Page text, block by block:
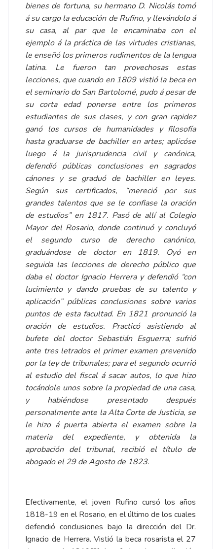
bienes de fortuna, su hermano D. Nicolás tomó
á su cargo la educación de Rufino, y llevándolo á
su casa, al par que le encaminaba con el
ejemplo á la práctica de las virtudes cristianas,
le enseñó los primeros rudimentos de la lengua
latina. Le fueron tan provechosas estas
lecciones, que cuando en 1809 vistió la beca en
el seminario do San Bartolomé, pudo á pesar de
su corta edad ponerse entre los primeros
estudiantes de sus clases, y con gran rapidez
ganó los cursos de humanidades y filosofía
hasta graduarse de bachiller en artes; aplicóse
luego á la jurisprudencia civil y canónica,
defendió públicas conclusiones en sagrados
cánones y se graduó de bachiller en leyes.
Según sus certificados, “mereció por sus
grandes talentos que se le confiase la oración
de estudios” en 1817. Pasó de allí al Colegio
Mayor del Rosario, donde continuó y concluyó
el segundo curso de derecho canónico,
graduándose de doctor en 1819. Oyó en
seguida las lecciones de derecho público que
daba el doctor Ignacio Herrera y defendió “con
lucimiento y dando pruebas de su talento y
aplicación” públicas conclusiones sobre varios
puntos de esta facultad. En 1821 pronunció la
oración de estudios. Practicó asistiendo al
bufete del doctor Sebastián Esguerra; sufrió
ante tres letrados el primer examen prevenido
por la ley de tribunales; para el segundo ocurrió
al estudio del fiscal á sacar autos, lo que hizo
tocándole unos sobre la propiedad de una casa,
y habiéndose presentado después
personalmente ante la Alta Corte de Justicia, se
le hizo á puerta abierta el examen sobre la
materia del expediente, y obtenida la
aprobación del tribunal, recibió el título de
abogado el 29 de Agosto de 1823.
Efectivamente, el joven Rufino cursó los años
1818-19 en el Rosario, en el último de los cuales
defendió conclusiones bajo la dirección del Dr.
Ignacio de Herrera. Vistió la beca rosarista el 27